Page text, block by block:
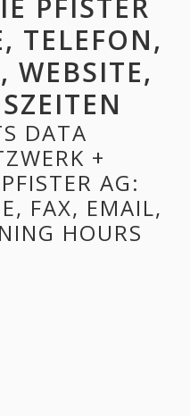
PFISTER
TELEFON,
WEBSITE,
DATA
+
AG:
FAX, EMAIL,
HOURS